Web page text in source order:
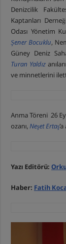
Denizcilik
Kaptanları
Odası Yönetim
Şener Bocuklu,
Güney Deniz
Turan Yaldız
ve minnetlerini
Anma Töreni 26
ozanı,Neşet Ertaş
Yazı Editörü:
Haber: Fatih